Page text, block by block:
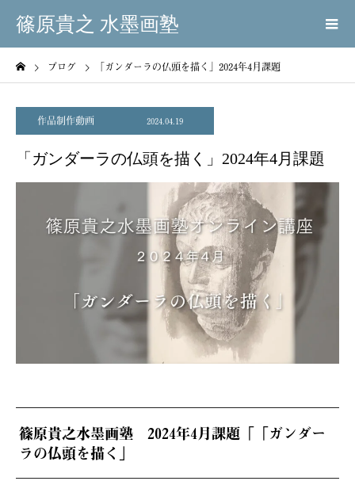
篠原貴之 水墨画塾
ブログ 「ガンダーラの仏頭を描く」2024年4月課題
作品制作動画 2024.04.19
「ガンダーラの仏頭を描く」2024年4月課題
篠原貴之水墨画塾 2024年4月課題「「ガンダー
ラの仏頭を描く」